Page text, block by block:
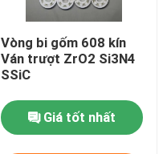
Vòng bi gốm 608 kín
Ván trượt ZrO2 Si3N4
SSiC
Giá tốt nhất